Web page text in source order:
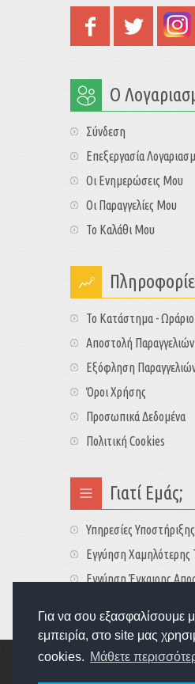
Για να σου εξασφαλίσουμε
εμπειρία, στο site μας
cookies. Μάθετε
Ο
Σύνδεση
Επεξεργασία
Οι Ενημερώσεις Μου
Οι Παραγγελίες Μου
Το Καλάθι Μου
Το Κατάστημα - Ωράριο
Αποστολή Παραγγελιών
Εξόφληση
Όροι Χρήσης
Προσωπικά Δεδομένα
Πολιτική Cookies
Γιατί Εμάς;
Υπηρεσίες Υποστήριξης
Εγγύηση Χαμηλότερης
Εγγύηση Έγκαιρης
Copyright © 2022